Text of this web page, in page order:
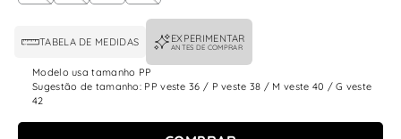
TABELA DE MEDIDAS EXPERIMENTAR
ANTES DE COMPRAR
Modelo usa tamanho PP
Sugestão de tamanho: PP veste 36 / P veste 38 / M veste 40 / G veste
42